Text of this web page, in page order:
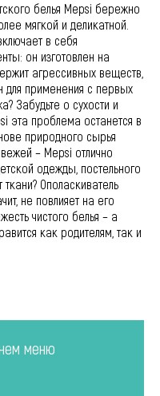
белья Mepsi бережно
мягкой и деликатной.
в себя
он изготовлен на
агрессивных веществ,
для применения с первых
Забудьте о сухости и
эта проблема останется в
природного сырья
– Mepsi отлично
одежды, постельного
Ополаскиватель
не повлияет на его
чистого белья – а
как родителям, так и
меню